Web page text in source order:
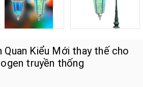
Quan Kiểu Mới thay thế cho
truyền thống